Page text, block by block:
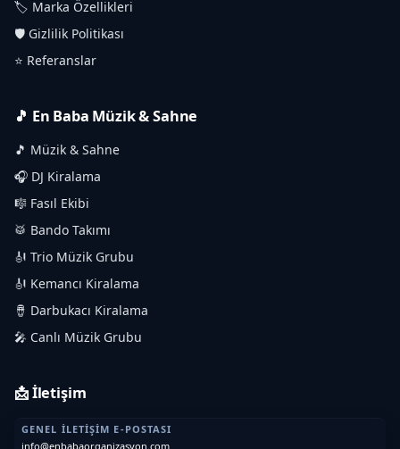
🏷️ Marka Özellikleri
🛡️ Gizlilik Politikası
⭐ Referanslar
🎵 En Baba Müzik & Sahne
🎵 Müzik & Sahne
🎧 DJ Kiralama
🎼 Fasıl Ekibi
🥁 Bando Takımı
🎻 Trio Müzik Grubu
🎻 Kemancı Kiralama
🪘 Darbukacı Kiralama
🎤 Canlı Müzik Grubu
📩 İletişim
GENEL İLETIŞIM E-POSTASI
info@enbabaorganizasyon.com